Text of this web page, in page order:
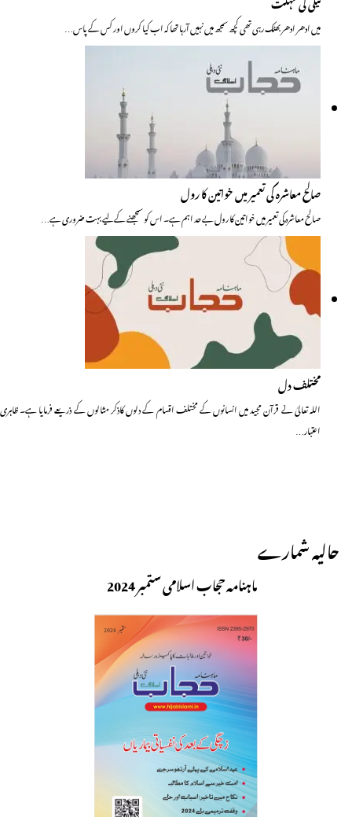
میں ادھر ادھر بھٹک رہی تھی کچھ سمجھ میں نہیں آرہا تھا کہ اب کیا کروں اور کس کے پاس…
صالح معاشرہ کی تعمیر میں خواتین کا رول
صالح معاشرہ کی تعمیر میں خواتین کا رول بے حد اہم ہے۔ اس کو سمجھنے کے لیے بہت ضروری ہے…
مختلف دل
اللہ تعالیٰ نے قرآن مجید میں انسانوں کے مختلف اقسام کے دلوں کاذکر مثالوں کے ذریعے فرمایا ہے۔ ظاہری
اعتبار…
حالیہ شمارے
ماہنامہ حجاب اسلامی ستمبر 2024